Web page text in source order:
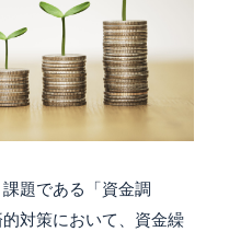
題である「資金調
対策において、資金繰